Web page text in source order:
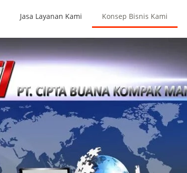
Jasa Layanan Kami Konsep Bisnis Kami